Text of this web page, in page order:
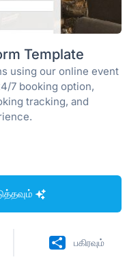
Template
using our online event
7 booking option,
tracking, and
பகிரவும்